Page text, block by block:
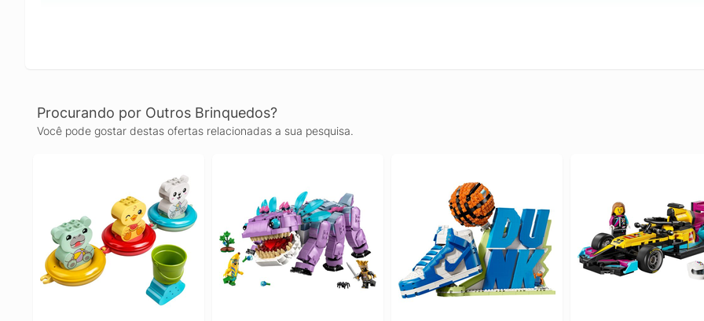
Procurando por Outros Brinquedos?
Você pode gostar destas ofertas relacionadas a sua pesquisa.